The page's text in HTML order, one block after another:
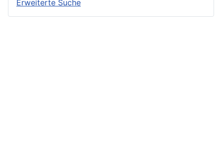
Erweiterte Suche